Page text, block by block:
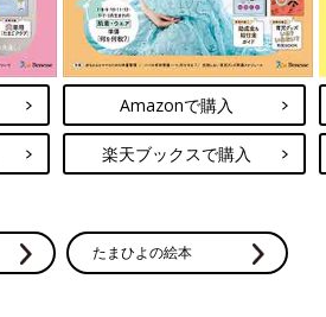
Amazonで購入
楽天ブックスで購入
たまひよの絵本